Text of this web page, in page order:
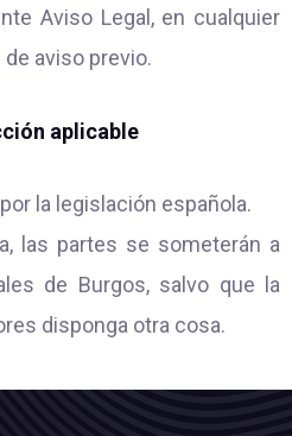
Aviso Legal, en cualquier
aviso previo.
aplicable
la legislación española.
las partes se someterán a
de Burgos, salvo que la
disponga otra cosa.